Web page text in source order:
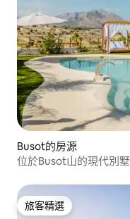
Busot的房源
位於Busot山的現代別
旅客精選
旅客精選